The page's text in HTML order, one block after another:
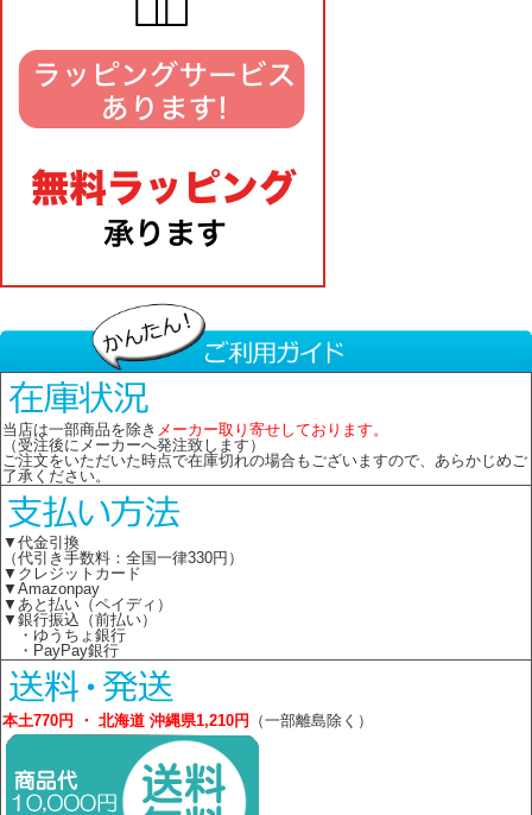
当店は一部商品を除き メーカー取り寄せしております。
（受注後にメーカーへ発注致します）
ご注文をいただいた時点で在庫切れの場合もございますので、あらかじめご
了承ください。
▼代金引換
（代引き手数料：全国一律330円）
▼クレジットカード
▼Amazonpay
▼あと払い（ペイディ）
▼銀行振込（前払い）
・ゆうちょ銀行
・PayPay銀行
本土770円 ・ 北海道 沖縄県1,210円 （一部離島除く）